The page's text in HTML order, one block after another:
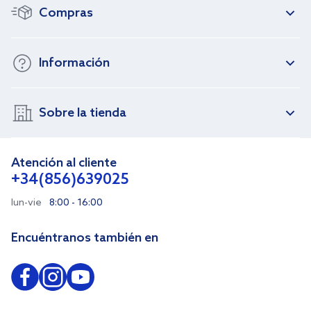
Compras
Información
Sobre la tienda
Atención al cliente
+34(856)639025
lun-vie 8:00 - 16:00
Encuéntranos también en